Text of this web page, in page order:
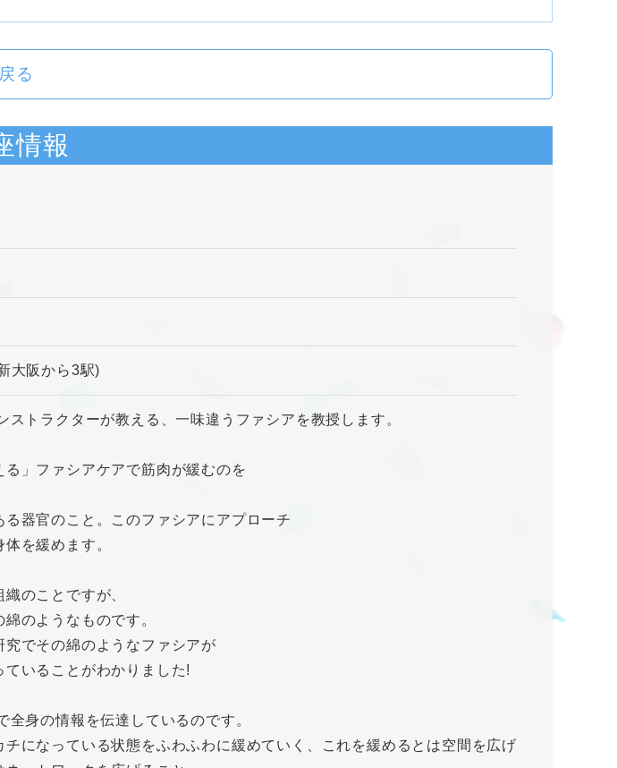
戻る
情報
大阪から3駅)
トラクターが教える、一味違うファシアを教授します。
」ファシアケアで筋肉が緩むのを
器官のこと。このファシアにアプローチ
を緩めます。
のことですが、
のようなものです。
でその綿のようなファシアが
いることがわかりました!
身の情報を伝達しているのです。
になっている状態をふわふわに緩めていく、これを緩めるとは空間を広げ